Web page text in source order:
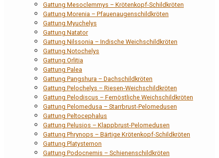
Gattung Mesoclemmys – Krötenkopf-Schildkröten
Gattung Morenia – Pfauenaugenschildkröten
Gattung Myuchelys
Gattung Natator
Gattung Nilssonia – Indische Weichschildkröten
Gattung Notochelys
Gattung Orlitia
Gattung Palea
Gattung Pangshura – Dachschildkröten
Gattung Pelochelys – Riesen-Weichschildkröten
Gattung Pelodiscus – Fernöstliche Weichschildkröten
Gattung Pelomedusa – Starrbrust-Pelomedusen
Gattung Peltocephalus
Gattung Pelusios – Klappbrust-Pelomedusen
Gattung Phrynops – Bärtige Krötenkopf-Schildkröten
Gattung Platysternon
Gattung Podocnemis – Schienenschildkröten